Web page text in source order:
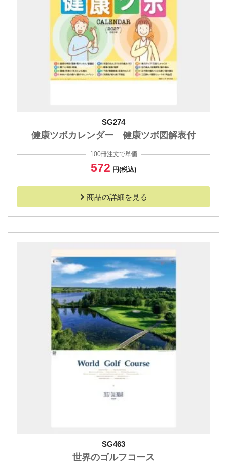
SG274
健康ツボカレンダー 健康ツボ図解表付
100冊注文で単価
572 円(税込)
商品の詳細を見る
SG463
世界のゴルフコース